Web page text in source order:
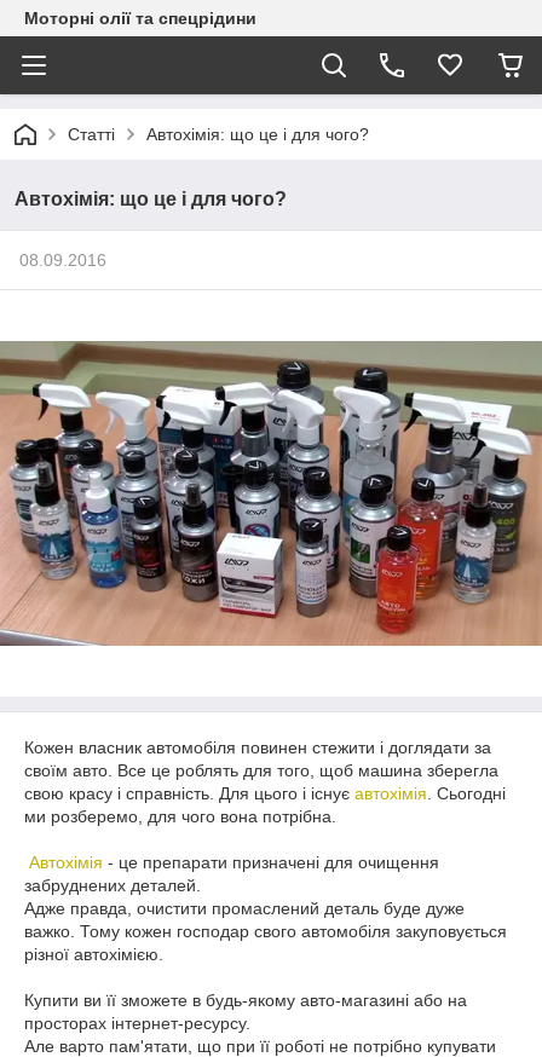
Моторні олії та спецрідини
Статті Автохімія: що це і для чого?
Автохімія: що це і для чого?
08.09.2016
Кожен власник автомобіля повинен стежити і доглядати за
своїм авто. Все це роблять для того, щоб машина зберегла
свою красу і справність. Для цього і існує автохімія . Сьогодні
ми розберемо, для чого вона потрібна.
Автохімія - це препарати призначені для очищення
забруднених деталей.
Адже правда, очистити промаслений деталь буде дуже
важко. Тому кожен господар свого автомобіля закуповується
різної автохімією.
Купити ви її зможете в будь-якому авто-магазині або на
просторах інтернет-ресурсу.
Але варто пам'ятати, що при її роботі не потрібно купувати